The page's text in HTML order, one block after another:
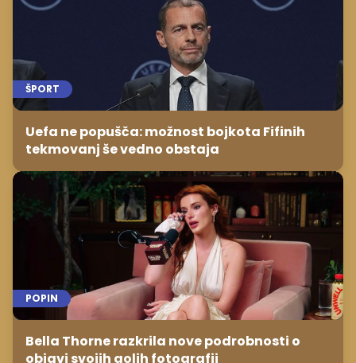
ŠPORT
Uefa ne popušča: možnost bojkota Fifinih
tekmovanj še vedno obstaja
POPIN
Bella Thorne razkrila nove podrobnosti o
objavi svojih golih fotografij